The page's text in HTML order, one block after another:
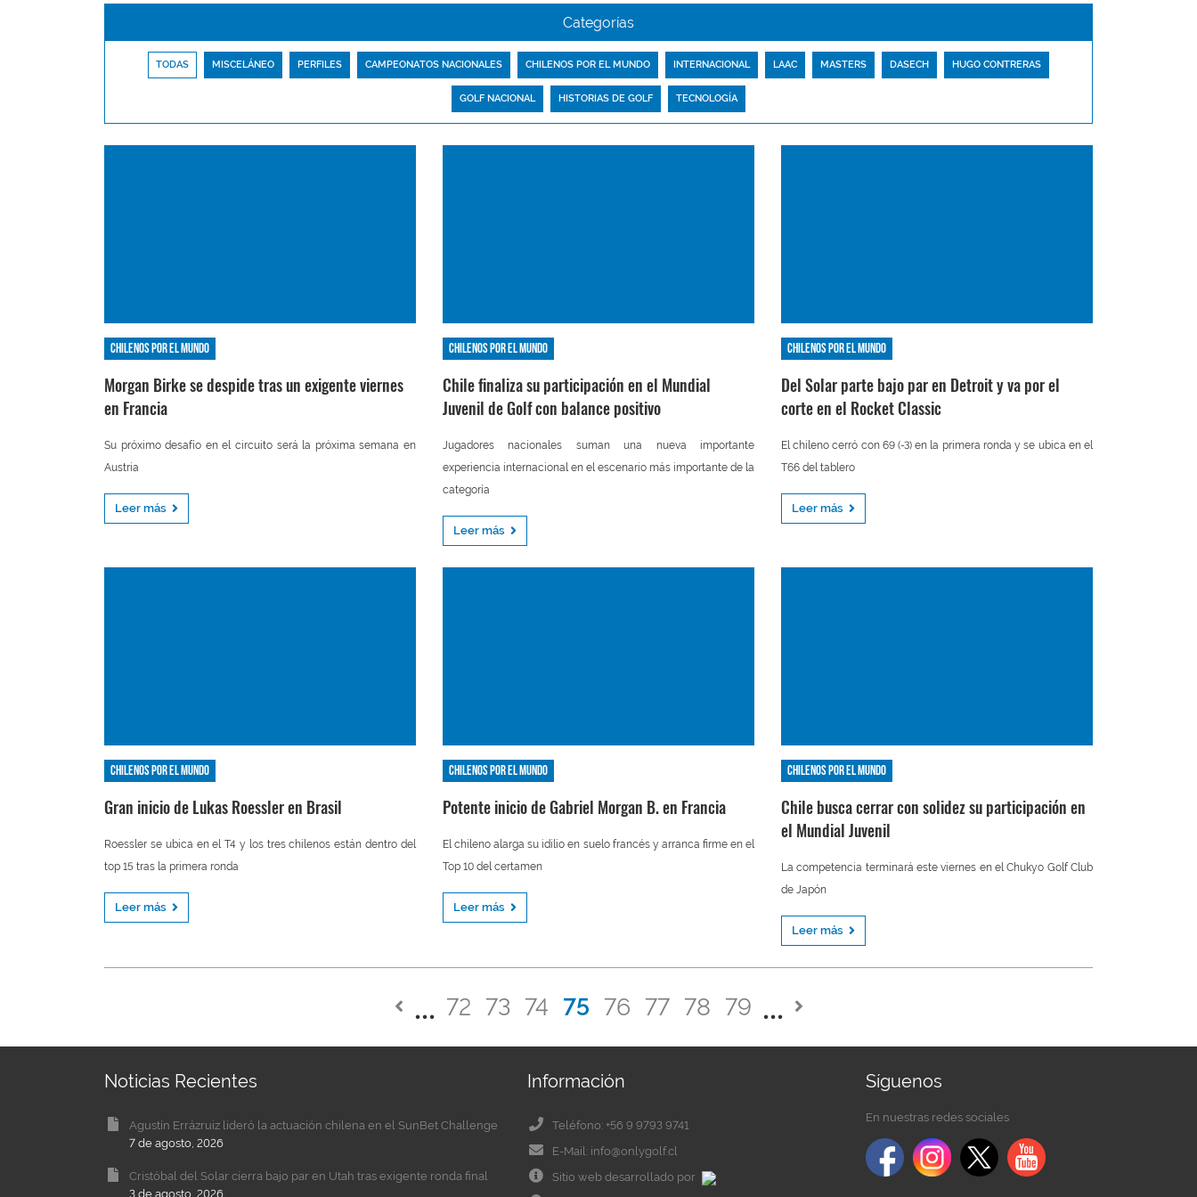
Categorías
TODAS MISCELÁNEO PERFILES CAMPEONATOS NACIONALES CHILENOS POR EL MUNDO INTERNACIONAL LAAC MASTERS DASECH HUGO CONTRERAS
GOLF NACIONAL HISTORIAS DE GOLF TECNOLOGÍA
Chilenos por el mundo
Morgan Birke se despide tras un exigente viernes
en Francia
Su próximo desafío en el circuito será la próxima semana en
Austria
Leer más
Chilenos por el mundo
Chile finaliza su participación en el Mundial
Juvenil de Golf con balance positivo
Jugadores nacionales suman una nueva importante
experiencia internacional en el escenario más importante de la
categoría
Leer más
Chilenos por el mundo
Del Solar parte bajo par en Detroit y va por el
corte en el Rocket Classic
El chileno cerró con 69 (-3) en la primera ronda y se ubica en el
T66 del tablero
Leer más
Chilenos por el mundo
Gran inicio de Lukas Roessler en Brasil
Roessler se ubica en el T4 y los tres chilenos están dentro del
top 15 tras la primera ronda
Leer más
Chilenos por el mundo
Potente inicio de Gabriel Morgan B. en Francia
El chileno alarga su idilio en suelo francés y arranca firme en el
Top 10 del certamen
Leer más
Chilenos por el mundo
Chile busca cerrar con solidez su participación en
el Mundial Juvenil
La competencia terminará este viernes en el Chukyo Golf Club
de Japón
Leer más
72 73 74 75 76 77 78 79
Noticias Recientes
Agustín Errázruiz lideró la actuación chilena en el SunBet Challenge
7 de agosto, 2026
Cristóbal del Solar cierra bajo par en Utah tras exigente ronda final
3 de agosto, 2026
Información
Teléfono: +56 9 9793 9741
E-Mail: info@onlygolf.cl
Sitio web desarrollado por
Síguenos
En nuestras redes sociales